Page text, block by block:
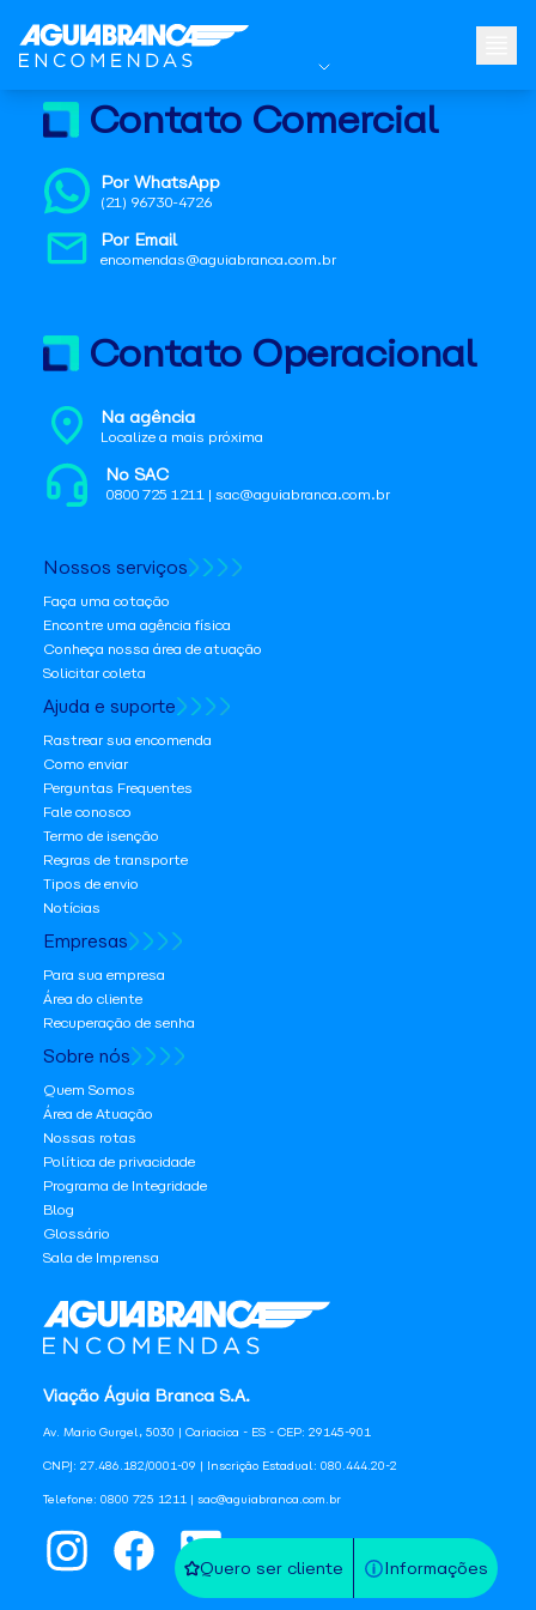
Quero ser cliente Informações
Viação Águia Branca S.A.
Av. Mario Gurgel, 5030 | Cariacica - ES - CEP: 29145-901
CNPJ: 27.486.182/0001-09 | Inscrição Estadual: 080.444.20-2
Telefone: 0800 725 1211 | sac@aguiabranca.com.br
Contato Comercial
Por WhatsApp
(21) 96730-4726
Por Email
encomendas@aguiabranca.com.br
Contato Operacional
Na agência
Localize a mais próxima
No SAC
0800 725 1211 | sac@aguiabranca.com.br
Nossos serviços
Faça uma cotação
Encontre uma agência física
Conheça nossa área de atuação
Solicitar coleta
Ajuda e suporte
Rastrear sua encomenda
Como enviar
Perguntas Frequentes
Fale conosco
Termo de isenção
Regras de transporte
Tipos de envio
Notícias
Empresas
Para sua empresa
Área do cliente
Recuperação de senha
Sobre nós
Quem Somos
Área de Atuação
Nossas rotas
Política de privacidade
Programa de Integridade
Blog
Glossário
Sala de Imprensa